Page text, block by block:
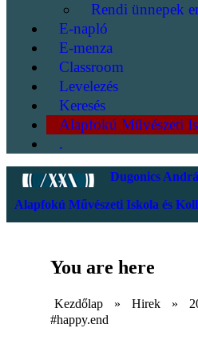
Rendi ünnepek
E-napló
E-menza
Classroom
Levelezés
Keresés
Alapfokú Művészeti
.
Dugonics
Alapfokú Művészeti Iskola és
You are here
Kezdőlap » Hirek »
#happy.end